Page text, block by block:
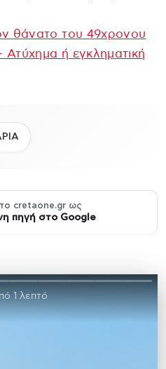
θάνατο του 49χρονου
ή εγκληματική
cretaone.gr ως
πηγή στο Google
1 λεπτό